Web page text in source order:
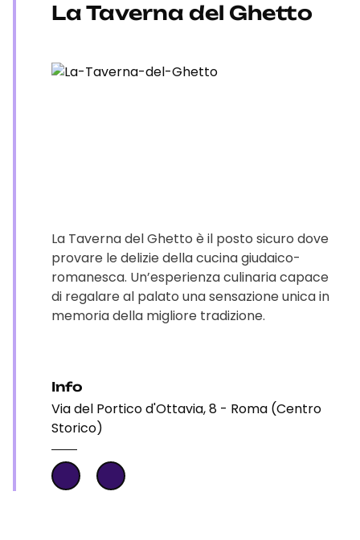
La Taverna del Ghetto
La Taverna del Ghetto è il posto sicuro dove
provare le delizie della cucina giudaico-
romanesca. Un’esperienza culinaria capace
di regalare al palato una sensazione unica in
memoria della migliore tradizione.
Info
Via del Portico d'Ottavia, 8 - Roma (Centro
Storico)